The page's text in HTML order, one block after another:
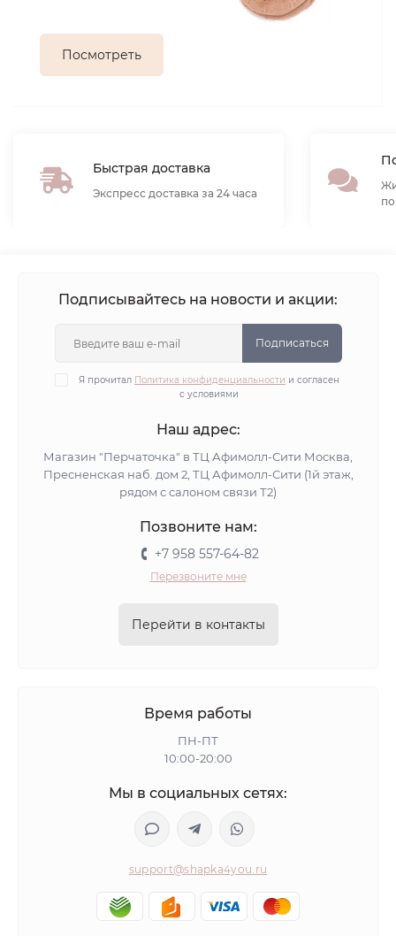
Посмотреть
Быстрая доставка
Экспресс доставка за 24 часа
Подписывайтесь на новости и акции:
Подписаться
Я прочитал Политика конфиденциальности и согласен
с условиями
Наш адрес:
Магазин "Перчаточка" в ТЦ Афимолл-Сити Москва,
Пресненская наб. дом 2, ТЦ Афимолл-Сити (1й этаж,
рядом с салоном связи Т2)
Позвоните нам:
+7 958 557-64-82
Перезвоните мне
Перейти в контакты
Время работы
ПН-ПТ
10:00-20:00
Мы в социальных сетях:
support@shapka4you.ru